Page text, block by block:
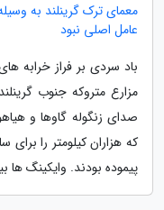
معمای ترک گرینلند به
عامل اصلی نبود
باد سردی بر فراز خرابه
مزارع متروکه جنوب
صدای زنگوله گاوها و
که هزاران کیلومتر را
پیموده بودند. وایکینگ ها